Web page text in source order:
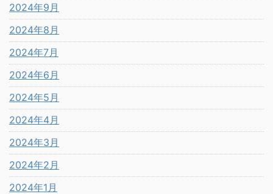
2024年9月
2024年8月
2024年7月
2024年6月
2024年5月
2024年4月
2024年3月
2024年2月
2024年1月